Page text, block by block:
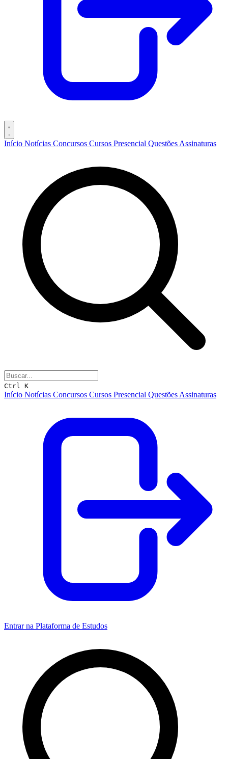
Início Notícias Concursos Cursos Presencial Questões Assinaturas
Ctrl K
Início Notícias Concursos Cursos Presencial Questões Assinaturas
Entrar na Plataforma de Estudos